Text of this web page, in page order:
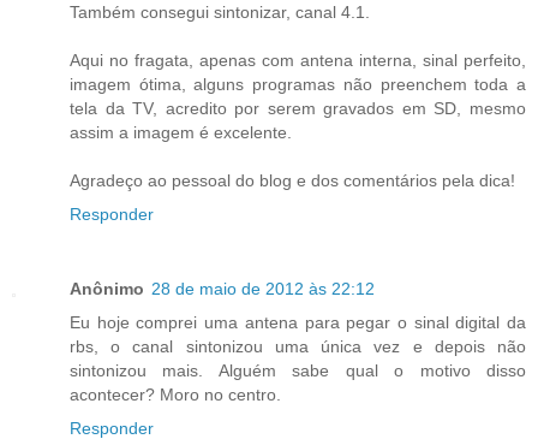
Também consegui sintonizar, canal 4.1.
Aqui no fragata, apenas com antena interna, sinal perfeito,
imagem ótima, alguns programas não preenchem toda a
tela da TV, acredito por serem gravados em SD, mesmo
assim a imagem é excelente.
Agradeço ao pessoal do blog e dos comentários pela dica!
Responder
Anônimo 28 de maio de 2012 às 22:12
Eu hoje comprei uma antena para pegar o sinal digital da
rbs, o canal sintonizou uma única vez e depois não
sintonizou mais. Alguém sabe qual o motivo disso
acontecer? Moro no centro.
Responder